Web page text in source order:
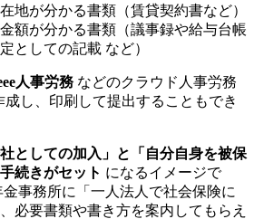
地が分かる書類（賃貸契約書など）
額が分かる書類（議事録や給与台帳
としての記載 など）
人事労務 などのクラウド人事労務
成し、印刷して提出することもでき
社としての加入」と「自分自身を被保
続きがセット になるイメージで
事務所に「一人法人で社会保険に
必要書類や書き方を案内してもらえ